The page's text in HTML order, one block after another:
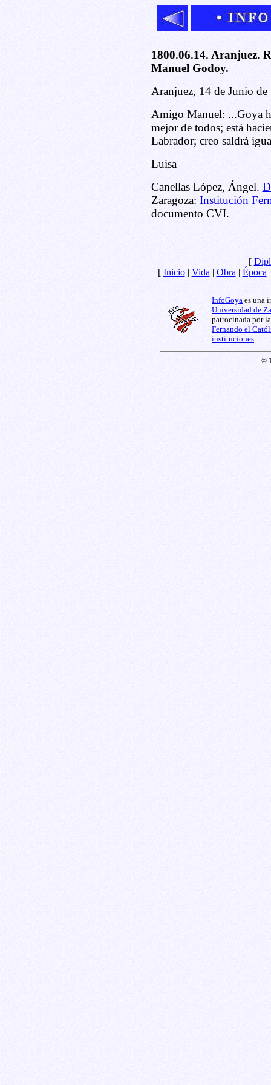
1800.06.14. Aranjuez.
Manuel Godoy.
Aranjuez, 14 de Junio de
Amigo Manuel: ...Goya
mejor de todos; está
Labrador; creo saldrá
Luisa
Canellas López, Ángel.
Zaragoza: Institución
documento CVI.
[
[ Inicio| Vida | Obra | Época
InfoGoya es una
Universidad de
patrocinada por
Fernando el
instituciones
©